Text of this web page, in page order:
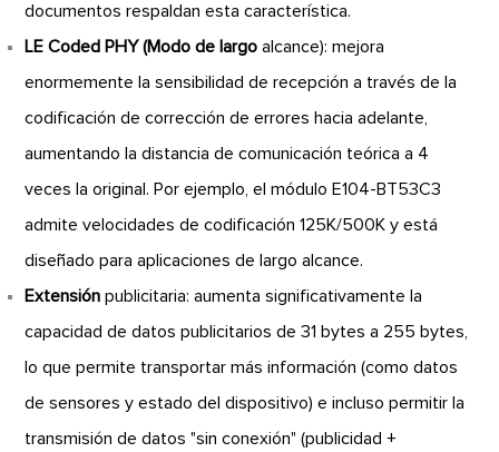
documentos respaldan esta característica.
LE Coded PHY (Modo de largo alcance): mejora
enormemente la sensibilidad de recepción a través de la
codificación de corrección de errores hacia adelante,
aumentando la distancia de comunicación teórica a 4
veces la original. Por ejemplo, el módulo E104-BT53C3
admite velocidades de codificación 125K/500K y está
diseñado para aplicaciones de largo alcance.
Extensión publicitaria: aumenta significativamente la
capacidad de datos publicitarios de 31 bytes a 255 bytes,
lo que permite transportar más información (como datos
de sensores y estado del dispositivo) e incluso permitir la
transmisión de datos "sin conexión" (publicidad +